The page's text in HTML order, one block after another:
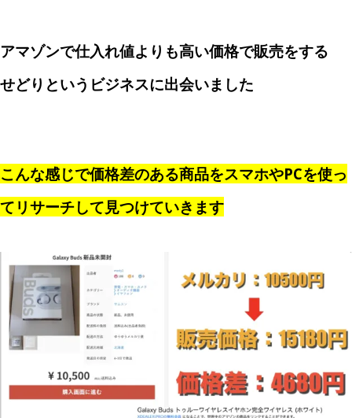
アマゾンで仕入れ値よりも高い価格で販売をする
せどりというビジネスに出会いました
こんな感じで価格差のある商品をスマホやPCを使っ
てリサーチして見つけていきます